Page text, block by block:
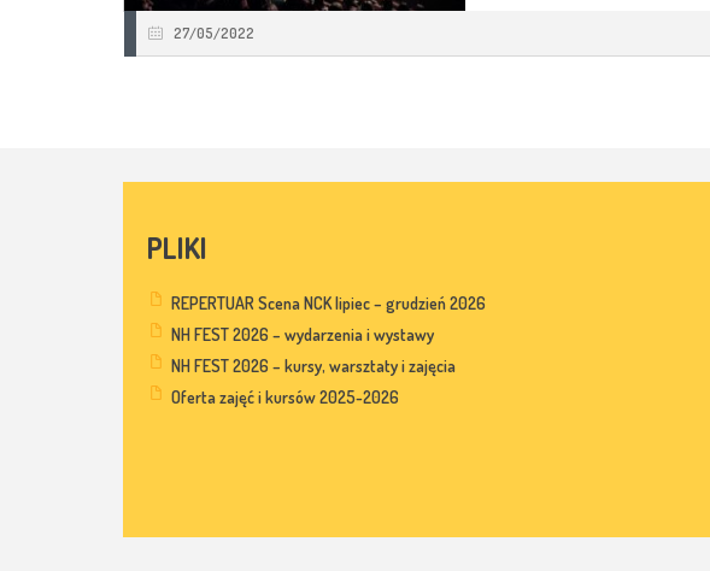
27/05/2022
PLIKI
REPERTUAR Scena NCK lipiec – grudzień 2026
NH FEST 2026 – wydarzenia i wystawy
NH FEST 2026 – kursy, warsztaty i zajęcia
Oferta zajęć i kursów 2025-2026